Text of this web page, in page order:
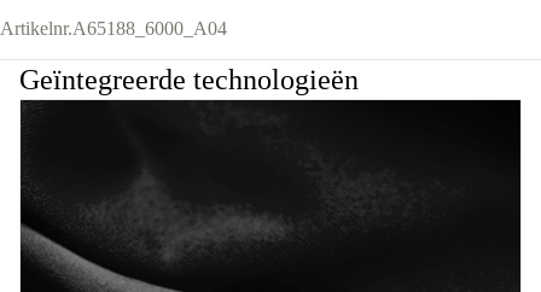
Artikelnr.A65188_6000_A04
Geïntegreerde technologieën